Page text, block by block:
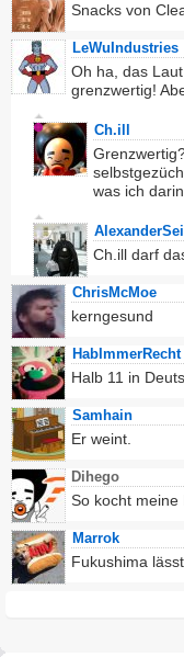
Snacks von
LeWuIndustries
Oh ha, das
grenzwertig!
Ch.ill
was ich
Ch.ill darf
ChrisMcMoe
kerngesund
HabImmerRecht
Halb 11 in
Samhain
Er weint.
Dihego
So kocht meine
Marrok
Fukushima